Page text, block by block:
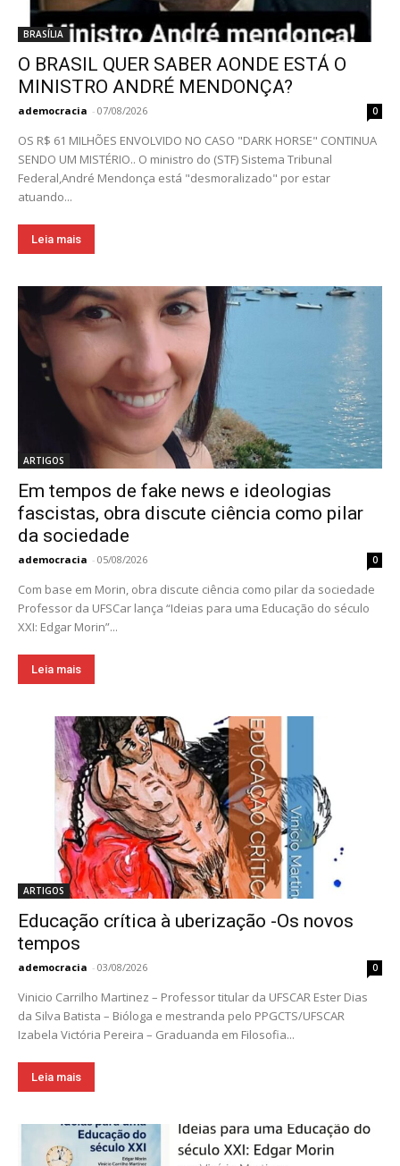
BRASÍLIA
O BRASIL QUER SABER AONDE ESTÁ O
MINISTRO ANDRÉ MENDONÇA?
ademocracia - 07/08/2026 0
OS R$ 61 MILHÕES ENVOLVIDO NO CASO "DARK HORSE" CONTINUA
SENDO UM MISTÉRIO.. O ministro do (STF) Sistema Tribunal
Federal,André Mendonça está "desmoralizado" por estar
atuando...
Leia mais
ARTIGOS
Em tempos de fake news e ideologias
fascistas, obra discute ciência como pilar
da sociedade
ademocracia - 05/08/2026 0
Com base em Morin, obra discute ciência como pilar da sociedade
Professor da UFSCar lança “Ideias para uma Educação do século
XXI: Edgar Morin”...
Leia mais
ARTIGOS
Educação crítica à uberização -Os novos
tempos
ademocracia - 03/08/2026 0
Vinicio Carrilho Martinez – Professor titular da UFSCAR Ester Dias
da Silva Batista – Bióloga e mestranda pelo PPGCTS/UFSCAR
Izabela Victória Pereira – Graduanda em Filosofia...
Leia mais